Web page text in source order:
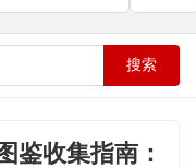
搜索
鉴收集指南：